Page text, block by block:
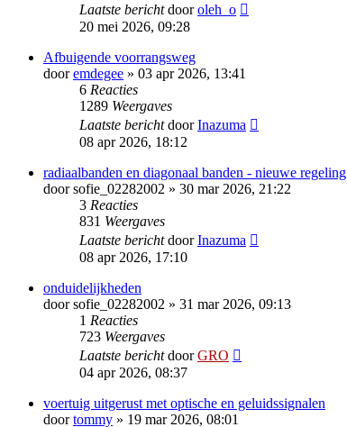
Laatste berichtdooroleh_o
20 mei 2026, 09:28
Afbuigende voorrangsweg
dooremdegee » 03 apr 2026, 13:41
6 Reacties
1289 Weergaves
Laatste berichtdoorInazuma
08 apr 2026, 18:12
radiaalbanden en diagonaal banden - nieuwe regeling
doorsofie_02282002 » 30 mar 2026, 21:22
3 Reacties
831 Weergaves
Laatste berichtdoorInazuma
08 apr 2026, 17:10
onduidelijkheden
doorsofie_02282002 » 31 mar 2026, 09:13
1 Reacties
723 Weergaves
Laatste berichtdoorGRO
04 apr 2026, 08:37
voertuig uitgerust met optische en geluidssignalen
doortommy » 19 mar 2026, 08:01